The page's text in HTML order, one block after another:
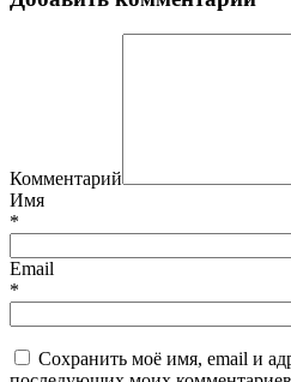
Комментарий
Имя
*
Email
*
Сохранить моё имя, email и